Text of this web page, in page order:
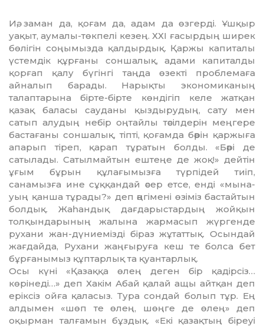
Иә, заман да, қоғам да, адам да өзгерді. Ұшқыр
уақыт, аумалы-төкпелі кезең. ХХІ ғасырдың ши­рек
бөлігін соңымызда қал­дырдық. Қаржы капиталы
үстем­дік құрғаны соншалық, адами капиталды
қорғап қалу бүгінгі таңда өзекті проблемаға
айналып барады. Нарықты экономиканың
талаптарына бірте-бірте көндігіп келе жатқан
қазақ баласы сауданы қыздырудың, сату мен
сатып алудың небір оңтайлы тәсілдерін меңгере
бастағаны соншалық, тіпті, қоғамда бәрін қаржыға
апа­рып тіреп, қарап тұратын бол­ды. «Бәрі де
сатылады. Сатылмайтын ештеңе де жоқ!» дей­тін
ұғым бұрын құлағымызға түрпідей тиіп,
санамызға ине сұққандай әсер етсе, енді «мы­на­
уың қанша тұрады?» деп әңгімені өзіміз бастайтын
болдық. Жа­һан­дық дағдарыстардың жойқын
толқындарының жалына жармасып жүргенде
рухани жан-дүние­мізді біраз жұтаттық. Осын­дай
жағдайда, Рухани жаңғыруға кеш те болса бет
бұрғанымыз құп­тар­лық та қуантарлық.
Осы күні «Қазаққа өлең деген бір қадірсіз…
көрінеді…» деп Ха­кім Абай қалай ащы айтқан деп
еріксіз ойға қаласыз. Тура сондай болып тұр. Ең
алдымен «шөп те өлең, шөңге де өлең» деп
оқырман талғамын бұздық. «Екі қазақтың біреуі